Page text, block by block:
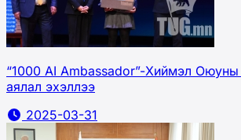
“1000 AI Ambassador”-Хиймэл Оюуны
аялал эхэллээ
2025-03-31